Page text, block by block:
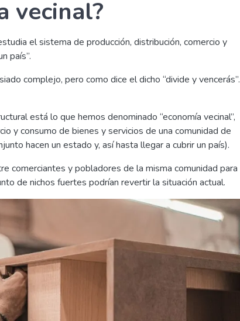
vecinal?
el sistema de producción, distribución, comercio y
país”.
complejo, pero como dice el dicho “divide y vencerás”.
está lo que hemos denominado “economía vecinal”,
y consumo de bienes y servicios de una comunidad de
hacen un estado y, así hasta llegar a cubrir un país).
comerciantes y pobladores de la misma comunidad para
de nichos fuertes podrían revertir la situación actual.